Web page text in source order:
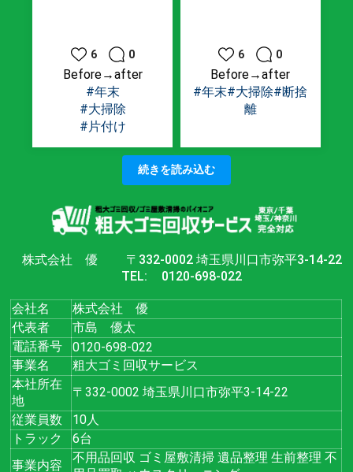
6 0
Before→after
#年末
#大掃除
#片付け
6 0
Before→after
#年末#大掃除#断捨
離
続きを読み込む
株式会社 優
〒332-0002 埼玉県川口市弥平3-14-22
TEL:
0120-698-022
会社名
株式会社 優
代表者
市島 優太
電話番号
0120-698-022
事業名
粗大ゴミ回収サービス
本社所在
地
〒332-0002 埼玉県川口市弥平3-14-22
従業員数
10人
トラック
6台
事業内容
不用品回収 ゴミ屋敷清掃 遺品整理 生前整理 不